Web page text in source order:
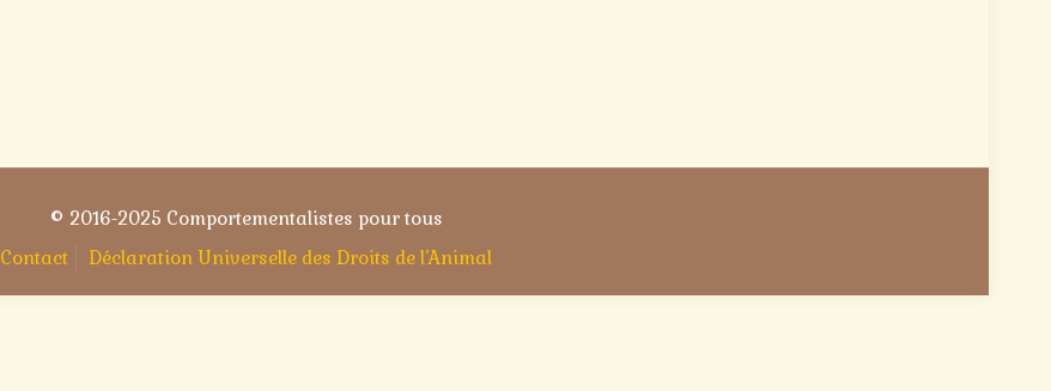
© 2016-2025 Comportementalistes pour tous
Contact
Déclaration Universelle des Droits de l’Animal